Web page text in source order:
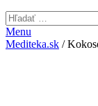
Hľadať:
Menu
Mediteka.sk /